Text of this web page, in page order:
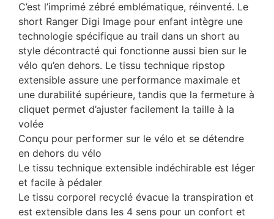
C’est l’imprimé zébré emblématique, réinventé. Le
short Ranger Digi Image pour enfant intègre une
technologie spécifique au trail dans un short au
style décontracté qui fonctionne aussi bien sur le
vélo qu’en dehors. Le tissu technique ripstop
extensible assure une performance maximale et
une durabilité supérieure, tandis que la fermeture à
cliquet permet d’ajuster facilement la taille à la
volée
Conçu pour performer sur le vélo et se détendre
en dehors du vélo
Le tissu technique extensible indéchirable est léger
et facile à pédaler
Le tissu corporel recyclé évacue la transpiration et
est extensible dans les 4 sens pour un confort et